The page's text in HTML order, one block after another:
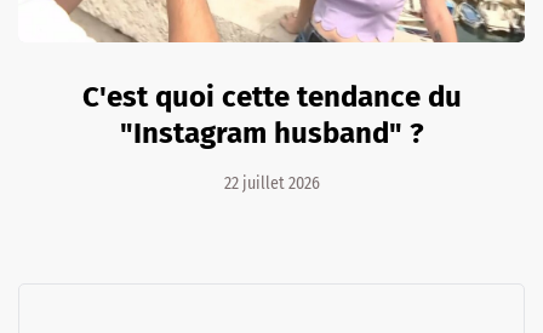
C'est quoi cette tendance du
"Instagram husband" ?
22 juillet 2026